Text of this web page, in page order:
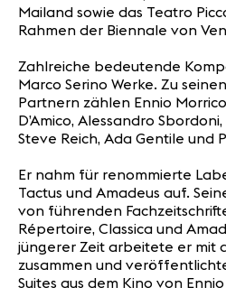
Mailand sowie das Teatro
Rahmen der Biennale von
Zahlreiche bedeutende
Marco Serino Werke. Zu
Partnern zählen Ennio
D’Amico, Alessandro
Steve Reich, Ada Gentile und
Er nahm für renommierte
Tactus und Amadeus auf.
von führenden
Répertoire, Classica und
jüngerer Zeit arbeitete er mit
zusammen und
Suites aus dem Kino von